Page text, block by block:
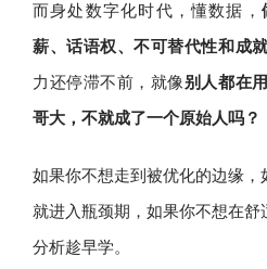
而身处数字化时代，懂数据，
薪、话语权、不可替代性和成
力还停滞不前，就像别人都在
哥大，不就成了一个原始人吗？
如果你不想走到被优化的边缘，
就进入瓶颈期，如果你不想在
分析趁早学。